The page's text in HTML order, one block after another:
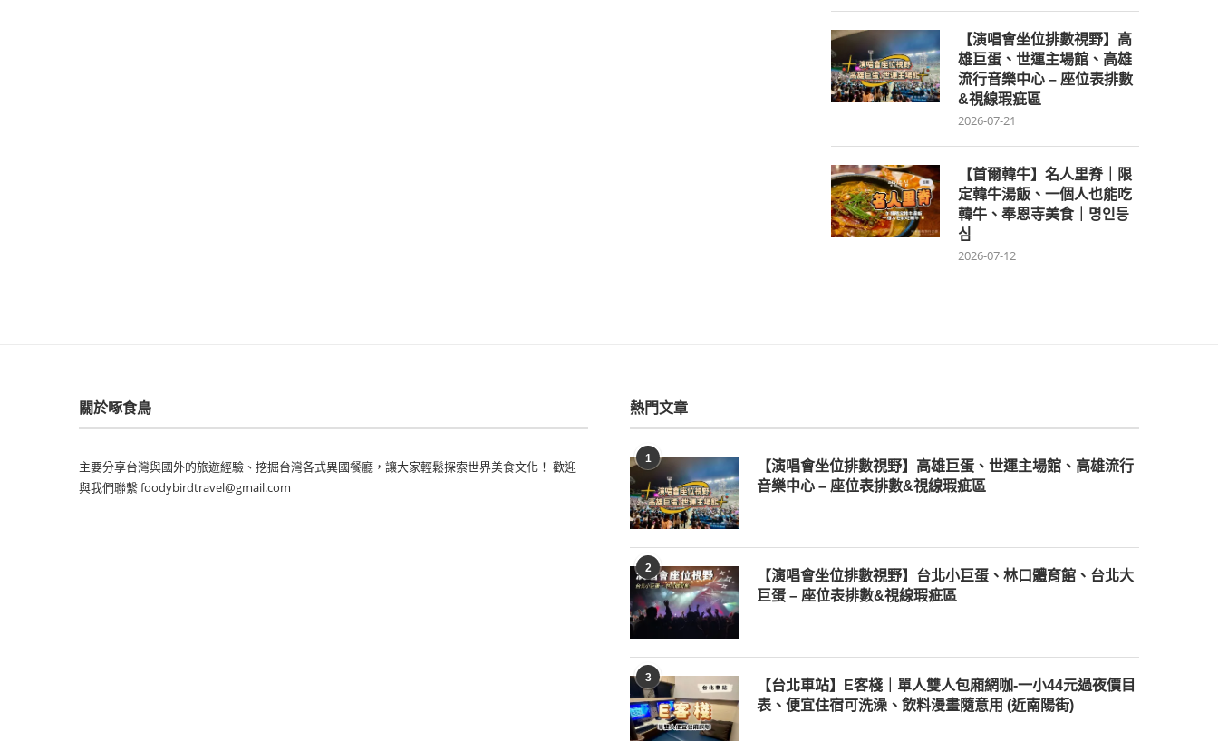
【演唱會坐位排數視野】高
雄巨蛋、世運主場館、高雄
流行音樂中心 – 座位表排數
&視線瑕疵區
2026-07-21
【首爾韓牛】名人里脊｜限
定韓牛湯飯、一個人也能吃
韓牛、奉恩寺美食｜명인등
심
2026-07-12
關於啄食鳥
主要分享台灣與國外的旅遊經驗、挖掘台灣各式異國餐廳，讓大家輕鬆探索世界美食文化！ 歡迎
與我們聯繫 foodybirdtravel@gmail.com
熱門文章
1
【演唱會坐位排數視野】高雄巨蛋、世運主場館、高雄流行
音樂中心 – 座位表排數&視線瑕疵區
2
【演唱會坐位排數視野】台北小巨蛋、林口體育館、台北大
巨蛋 – 座位表排數&視線瑕疵區
3
【台北車站】E客棧｜單人雙人包廂網咖-一小44元過夜價目
表、便宜住宿可洗澡、飲料漫畫隨意用 (近南陽街)